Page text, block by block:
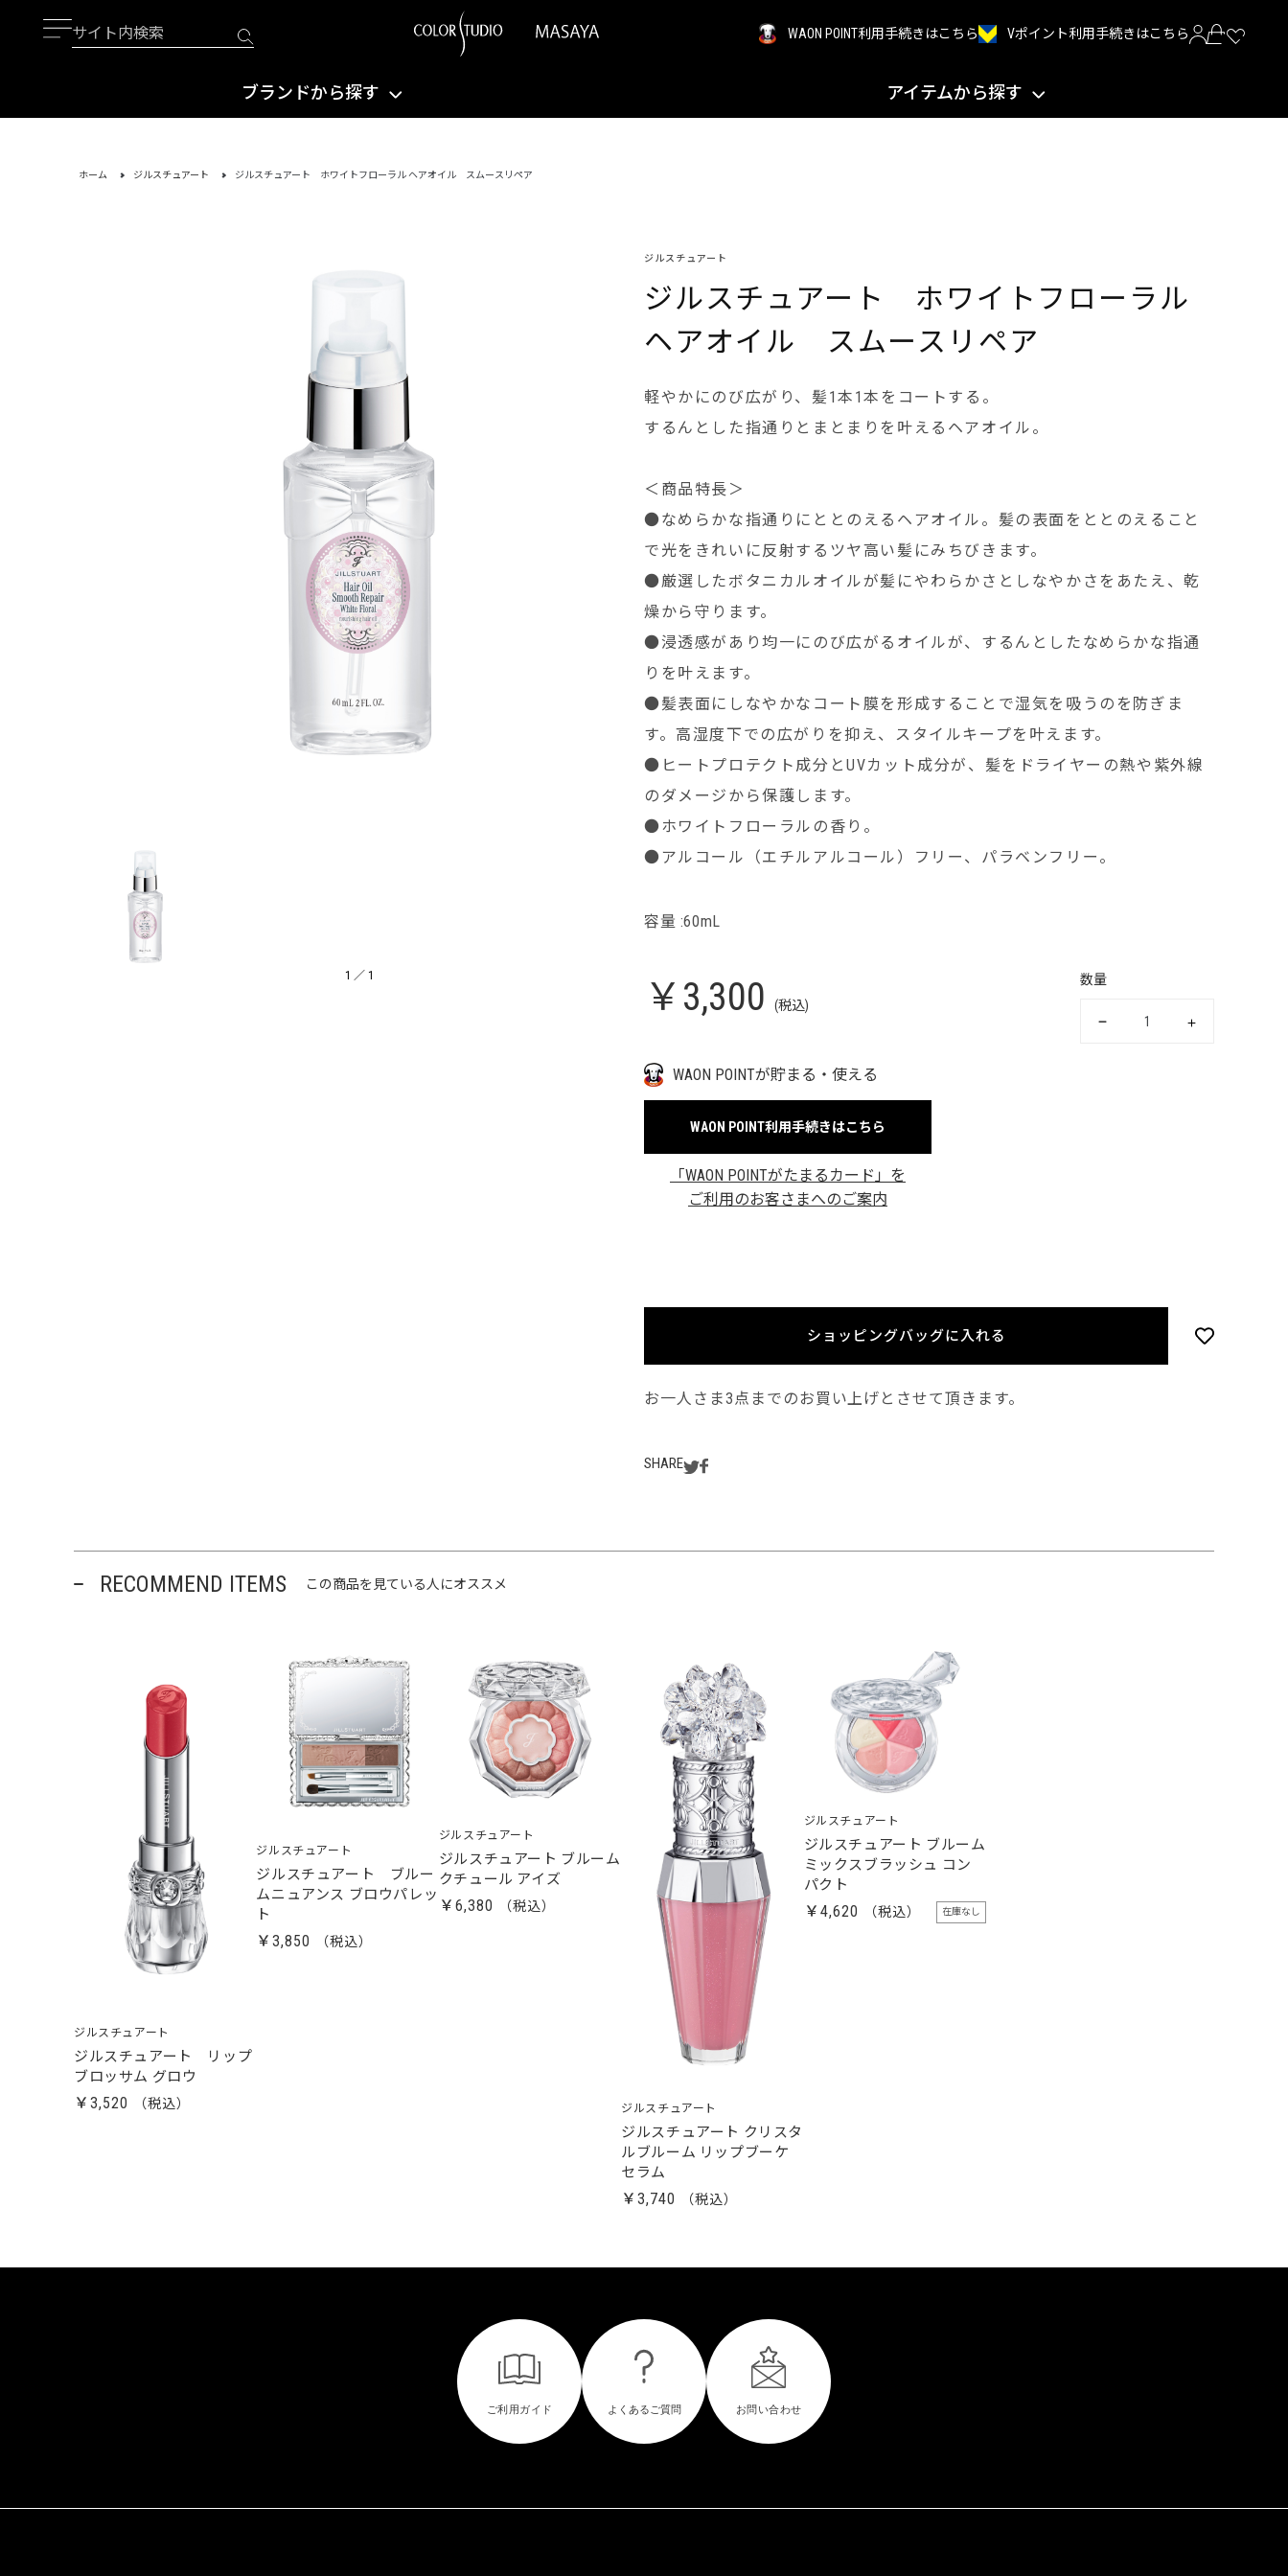
WAON POINT利用手続きはこちら Vポイント利用手続きはこちら
ブランドから探す アイテムから探す
ホーム ジルスチュアート ジルスチュアート ホワイトフローラル ヘアオイル スムースリペア
1 ／ 1
ジルスチュアート
ジルスチュアート ホワイトフローラル
ヘアオイル スムースリペア
軽やかにのび広がり、髪1本1本をコートする。
するんとした指通りとまとまりを叶えるヘアオイル。
＜商品特長＞
●なめらかな指通りにととのえるヘアオイル。髪の表面をととのえること
で光をきれいに反射するツヤ高い髪にみちびきます。
●厳選したボタニカルオイルが髪にやわらかさとしなやかさをあたえ、乾
燥から守ります。
●浸透感があり均一にのび広がるオイルが、するんとしたなめらかな指通
りを叶えます。
●髪表面にしなやかなコート膜を形成することで湿気を吸うのを防ぎま
す。高湿度下での広がりを抑え、スタイルキープを叶えます。
●ヒートプロテクト成分とUVカット成分が、髪をドライヤーの熱や紫外線
のダメージから保護します。
●ホワイトフローラルの香り。
●アルコール（エチルアルコール）フリー、パラベンフリー。
容量 :60mL
￥3,300 (税込)
数量
WAON POINTが貯まる・使える
WAON POINT利用手続きはこちら
「WAON POINTがたまるカード」を
ご利用のお客さまへのご案内
ショッピングバッグに入れる
お一人さま3点までのお買い上げとさせて頂きます。
SHARE
RECOMMEND ITEMS この商品を見ている人にオススメ
ジルスチュアート
ジルスチュアート リップ
ブロッサム グロウ
￥3,520
ジルスチュアート
ジルスチュアート ブルー
ムニュアンス ブロウパレッ
ト
￥3,850
ジルスチュアート
ジルスチュアート ブルーム
クチュール アイズ
￥6,380
ジルスチュアート
ジルスチュアート クリスタ
ルブルーム リップブーケ
セラム
￥3,740
ジルスチュアート
ジルスチュアート ブルーム
ミックスブラッシュ コン
パクト
￥4,620 在庫なし